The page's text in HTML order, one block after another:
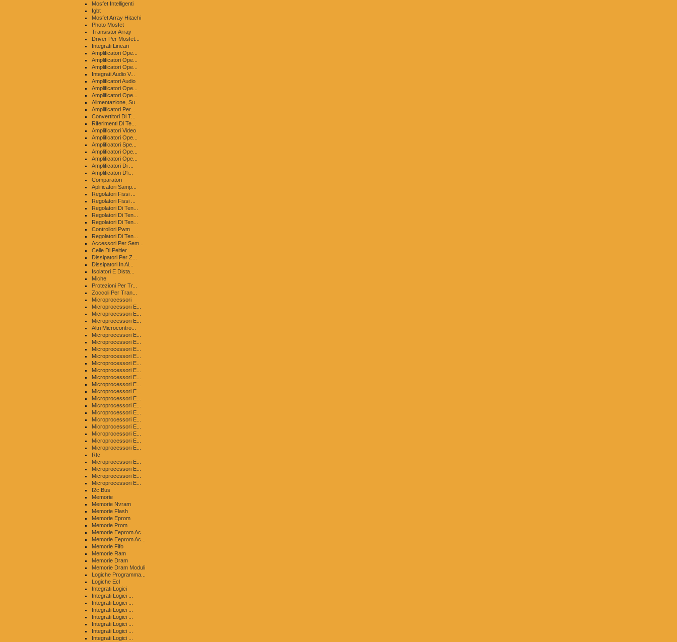
Mosfet Intelligenti
Igbt
Mosfet Array Hitachi
Photo Mosfet
Transistor Array
Driver Per Mosfet...
Integrati Lineari
Amplificatori Ope...
Amplificatori Ope...
Amplificatori Ope...
Integrati Audio V...
Amplificatori Audio
Amplificatori Ope...
Amplificatori Ope...
Alimentazione, Su...
Amplificatori Per...
Convertitori Di T...
Riferimenti Di Te...
Amplificatori Video
Amplificatori Ope...
Amplificatori Spe...
Amplificatori Ope...
Amplificatori Ope...
Amplificatori Di ...
Amplificatori D'i...
Comparatori
Aplificatori Samp...
Regolatori Fissi ...
Regolatori Fissi ...
Regolatori Di Ten...
Regolatori Di Ten...
Regolatori Di Ten...
Controllori Pwm
Regolatori Di Ten...
Accessori Per Sem...
Celle Di Peltier
Dissipatori Per Z...
Dissipatori In Al...
Isolatori E Dista...
Miche
Protezioni Per Tr...
Zoccoli Per Tran...
Microprocessori
Microprocessori E...
Microprocessori E...
Microprocessori E...
Altri Microcontro...
Microprocessori E...
Microprocessori E...
Microprocessori E...
Microprocessori E...
Microprocessori E...
Microprocessori E...
Microprocessori E...
Microprocessori E...
Microprocessori E...
Microprocessori E...
Microprocessori E...
Microprocessori E...
Microprocessori E...
Microprocessori E...
Microprocessori E...
Microprocessori E...
Microprocessori E...
Rtc
Microprocessori E...
Microprocessori E...
Microprocessori E...
Microprocessori E...
I2c Bus
Memorie
Memorie Nvram
Memorie Flash
Memorie Eprom
Memorie Prom
Memorie Eeprom Ac...
Memorie Eeprom Ac...
Memorie Fifo
Memorie Ram
Memorie Dram
Memorie Dram Moduli
Logiche Programma...
Logiche Ecl
Integrati Logici
Integrati Logici ...
Integrati Logici ...
Integrati Logici ...
Integrati Logici ...
Integrati Logici ...
Integrati Logici ...
Integrati Logici ...